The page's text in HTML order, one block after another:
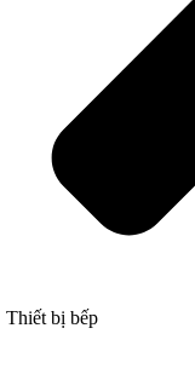
element.elementor-
pagination{justify-
element.elementor-
pagination .review-
Add a Review
There are no reviews
Be the first to review
Thiết bị bếp